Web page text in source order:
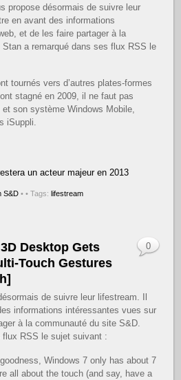
propose désormais de suivre leur
en avant des informations
et de les faire partager à la
a remarqué dans ses flux RSS le
tournés vers d’autres plates-formes
stagné en 2009, il ne faut pas
son système Windows Mobile,
iSuppli.
un acteur majeur en 2013
S&D • • Tags: lifestream
Desktop Gets
Touch Gestures
de suivre leur lifestream. Il
informations intéressantes vues sur
à la communauté du site S&D.
flux RSS le sujet suivant :
Windows 7 only has about 7
all about the touch (and say, have a
0